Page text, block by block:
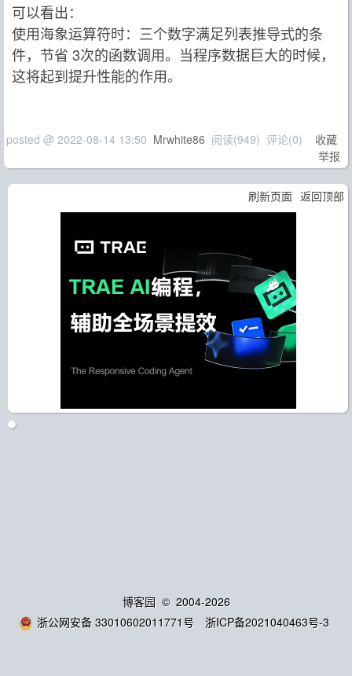
可以看出：
使用海象运算符时：三个数字满足列表推导式的条
件，节省 3次的函数调用。当程序数据巨大的时候，
这将起到提升性能的作用。
posted @ 2022-08-14 13:50 Mrwhite86 阅读(949) 评论(0) 收藏
举报
刷新页面 返回顶部
博客园 © 2004-2026
浙公网安备 33010602011771号
浙ICP备2021040463号-3